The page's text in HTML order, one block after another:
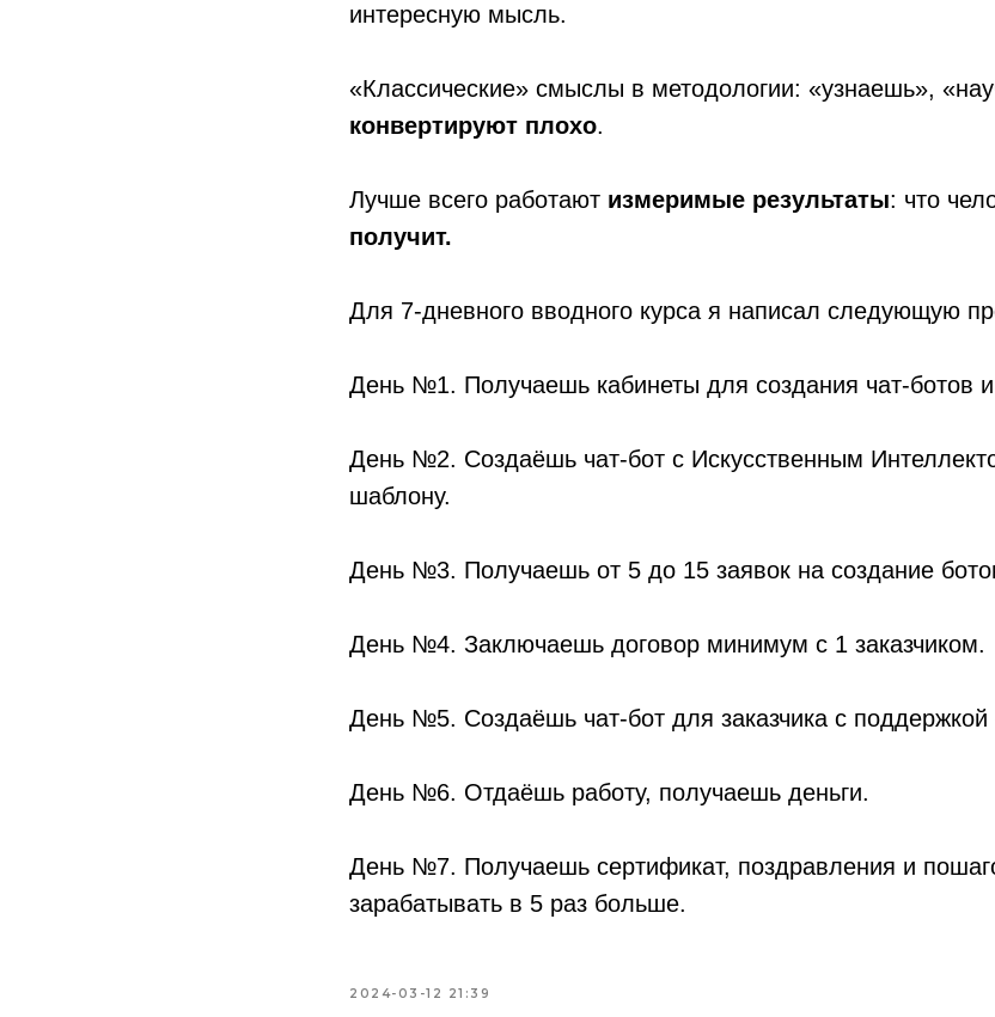
интересную мысль.
«Классические» смыслы в методологии: «узнаешь»,
конвертируют плохо.
Лучше всего работают измеримые результаты: что
получит.
Для 7-дневного вводного курса я написал следующую
День №1. Получаешь кабинеты для создания чат-ботов
День №2. Создаёшь чат-бот с Искусственным
шаблону.
День №3. Получаешь от 5 до 15 заявок на создание
День №4. Заключаешь договор минимум с 1 заказчиком.
День №5. Создаёшь чат-бот для заказчика с поддержкой
День №6. Отдаёшь работу, получаешь деньги.
День №7. Получаешь сертификат, поздравления и
зарабатывать в 5 раз больше.
2024-03-12 21:39